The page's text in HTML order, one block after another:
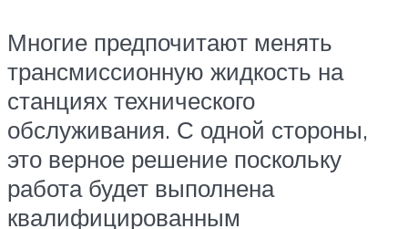
Многие предпочитают менять
трансмиссионную жидкость на
станциях технического
обслуживания. С одной стороны,
это верное решение поскольку
работа будет выполнена
квалифицированным